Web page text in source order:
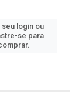
seu login ou
se para